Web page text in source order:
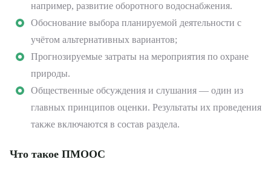
например, развитие оборотного водоснабжения.
Обоснование выбора планируемой деятельности с
учётом альтернативных вариантов;
Прогнозируемые затраты на мероприятия по охране
природы.
Общественные обсуждения и слушания — один из
главных принципов оценки. Результаты их проведения
также включаются в состав раздела.
Что такое ПМООС